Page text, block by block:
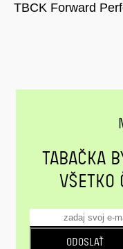
TBCK Forward
TABAČKA
VŠETKO
ODOSLAŤ